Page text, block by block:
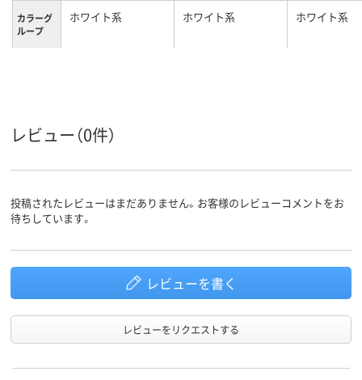
カラーグ
ループ
ホワイト系 ホワイト系 ホワイト系
レビュー（0件）
投稿されたレビューはまだありません。お客様のレビューコメントをお
待ちしています。
レビューを書く
レビューをリクエストする